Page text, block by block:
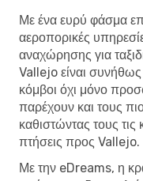
Με ένα ευρύ φάσμα
αεροπορικές
αναχώρησης για
Vallejo είναι συνήθως
κόμβοι όχι μόνο
παρέχουν και τους
καθιστώντας τους τις
πτήσεις προς Vallejo.
Με την eDreams, η